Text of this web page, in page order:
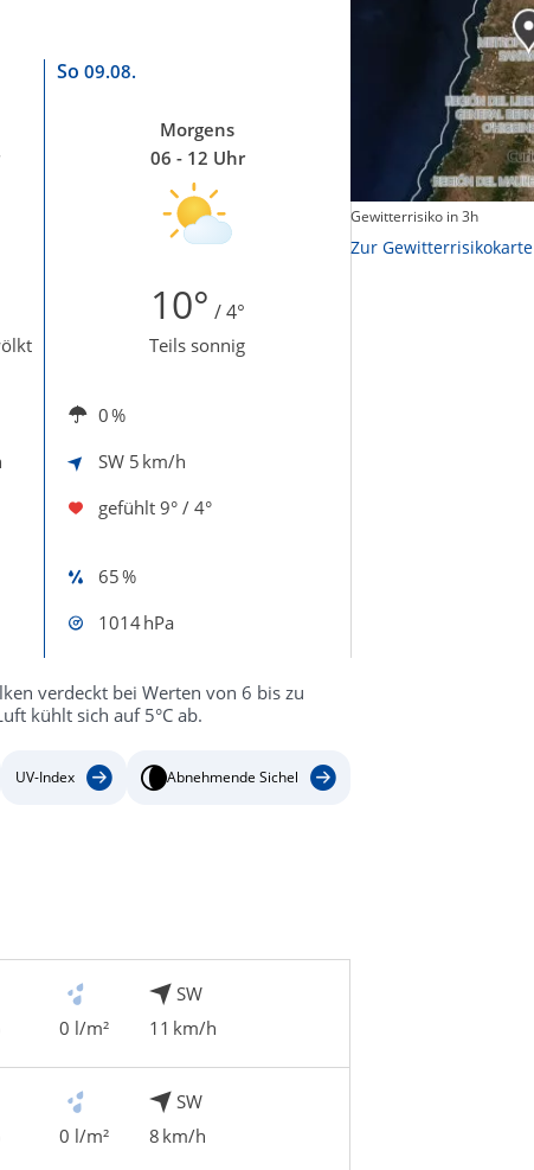
So 09.08.
Morgens
06 - 12 Uhr
10° / 4°
Teils sonnig
0 %
SW 5 km/h
gefühlt 9° / 4°
65 %
1014 hPa
verdeckt bei Werten von 6 bis zu
kühlt sich auf 5°C ab.
UV-Index Abnehmende Sichel
0 l/m²
SW
11 km/h
0 l/m²
SW
8 km/h
heute Gewitterrisiko in 3h
Zur Gewitterrisikokarte